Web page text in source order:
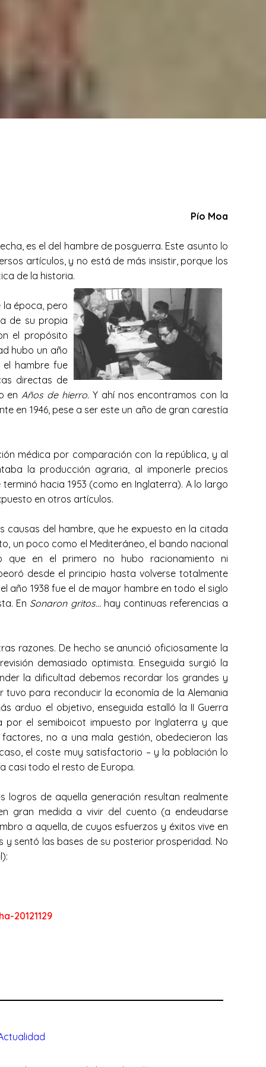
Pío Moa
es el del hambre de posguerra. Este asunto lo
artículos, y no está de más insistir, porque los
de la historia.
época, pero
de su propia
el propósito
hubo un año
el hambre fue
directas de
enAños de hierro. Y ahí nos encontramos con la
en 1946, pese a ser este un año de gran carestía
médica por comparación con la república, y al
la producción agraria, al imponerle precios
hacia 1953 (como en Inglaterra). A lo largo
en otros artículos.
del hambre, que he expuesto en la citada
un poco como el Mediteráneo, el bando nacional
que en el primero no hubo racionamiento ni
desde el principio hasta volverse totalmente
año 1938 fue el de mayor hambre en todo el siglo
En Sonaron gritos…hay continuas referencias a
razones. De hecho se anunció oficiosamente la
demasiado optimista. Enseguida surgió la
la dificultad debemos recordar los grandes y
para reconducir la economía de la Alemania
arduo el objetivo, enseguida estalló la II Guerra
por el semiboicot impuesto por Inglaterra y que
no a una mala gestión, obedecieron las
el coste muy satisfactorio – y la población lo
casi todo el resto de Europa.
de aquella generación resultan realmente
gran medida a vivir del cuento (a endeudarse
a aquella, de cuyos esfuerzos y éxitos vive en
y sentó las bases de su posterior prosperidad. No
20121129